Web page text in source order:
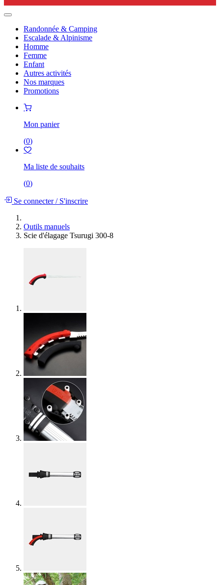
Randonnée & Camping
Escalade & Alpinisme
Homme
Femme
Enfant
Autres activités
Nos marques
Promotions
Mon panier
(0)
Ma liste de souhaits
(0)
Se connecter/S'inscrire
Outils manuels
Scie d'élagage Tsurugi 300-8